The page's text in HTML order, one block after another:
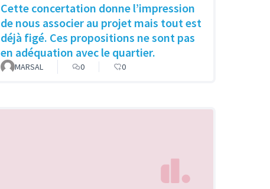
Cette concertation donne l’impression
de nous associer au projet mais tout est
déjà figé. Ces propositions ne sont pas
en adéquation avec le quartier.
MARSAL 0 0